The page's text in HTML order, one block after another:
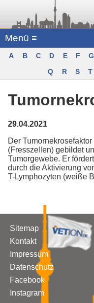
Menü ≡
A B C D E F G
Q
R S T
29.04.2021
Der
(Fresszellen) gebildet
Tumorgewebe. Er
durch die Aktivierung
T-Lymphozyten (weiße
Sitemap
Kontakt
Impressum
Datenschutz
Facebook
Instagram